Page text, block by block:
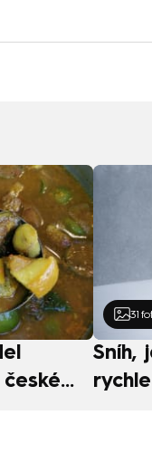
31
Sníh,